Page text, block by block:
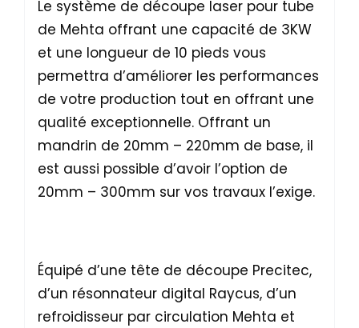
Le système de découpe laser pour tube
de Mehta offrant une capacité de 3KW
et une longueur de 10 pieds vous
permettra d’améliorer les performances
de votre production tout en offrant une
qualité exceptionnelle. Offrant un
mandrin de 20mm – 220mm de base, il
est aussi possible d’avoir l’option de
20mm – 300mm sur vos travaux l’exige.
Équipé d’une tête de découpe Precitec,
d’un résonnateur digital Raycus, d’un
refroidisseur par circulation Mehta et